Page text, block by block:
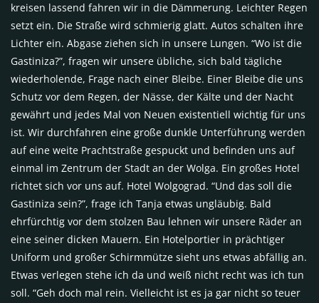
kreisen lassend fahren wir in die Dämmerung. Leichter Regen
setzt ein. Die Straße wird schmierig glatt. Autos schalten ihre
Lichter ein. Abgase ziehen sich in unsere Lungen. “Wo ist die
Gastiniza?”, fragen wir unsere übliche, sich bald tägliche
wiederholende, Frage nach einer Bleibe. Einer Bleibe die uns
Schutz vor dem Regen, der Nässe, der Kälte und der Nacht
gewährt und jedes Mal von Neuen existentiell wichtig für uns
ist. Wir durchfahren eine große dunkle Unterführung werden
auf eine weite Prachtstraße gespuckt und befinden uns auf
einmal im Zentrum der Stadt an der Wolga. Ein großes Hotel
richtet sich vor uns auf. Hotel Wolgograd. “Und das soll die
Gastiniza sein?”, frage ich Tanja etwas ungläubig. Bald
ehrfürchtig vor dem stolzen Bau lehnen wir unsere Räder an
eine seiner dicken Mauern. Ein Hotelportier in prächtiger
Uniform und großer Schirmmütze sieht uns etwas abfällig an.
Etwas verlegen stehe ich da und weiß nicht recht was ich tun
soll. “Geh doch mal rein. Vielleicht ist es ja gar nicht so teuer